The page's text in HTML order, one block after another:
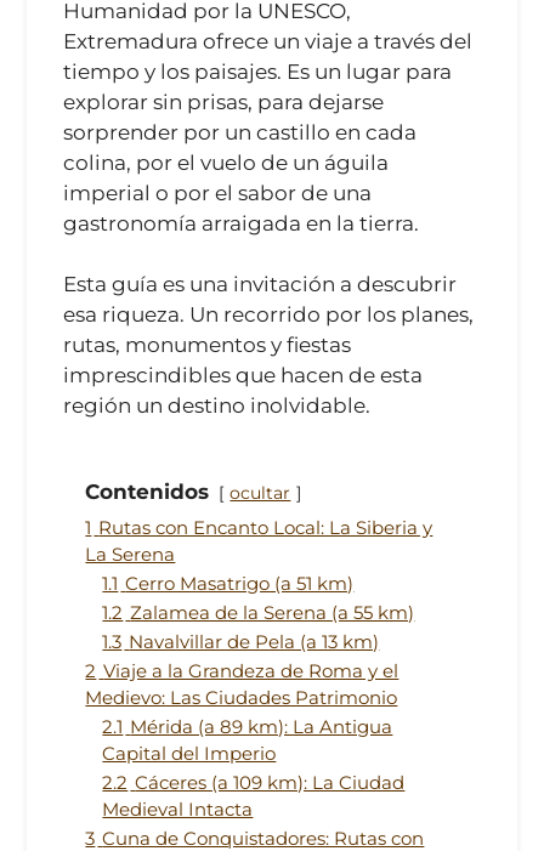
Humanidad por la UNESCO,
Extremadura ofrece un viaje a través del
tiempo y los paisajes. Es un lugar para
explorar sin prisas, para dejarse
sorprender por un castillo en cada
colina, por el vuelo de un águila
imperial o por el sabor de una
gastronomía arraigada en la tierra.
Esta guía es una invitación a descubrir
esa riqueza. Un recorrido por los planes,
rutas, monumentos y fiestas
imprescindibles que hacen de esta
región un destino inolvidable.
Contenidos ocultar
1 Rutas con Encanto Local: La Siberia y
La Serena
1.1 Cerro Masatrigo (a 51 km)
1.2 Zalamea de la Serena (a 55 km)
1.3 Navalvillar de Pela (a 13 km)
2 Viaje a la Grandeza de Roma y el
Medievo: Las Ciudades Patrimonio
2.1 Mérida (a 89 km): La Antigua
Capital del Imperio
2.2 Cáceres (a 109 km): La Ciudad
Medieval Intacta
3 Cuna de Conquistadores: Rutas con